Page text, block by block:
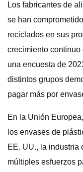
Los fabricantes de
se han
reciclados en sus
crecimiento continuo
una encuesta de
distintos grupos
pagar más por
En la Unión
los envases de
EE. UU., la industria
múltiples esfuerzos